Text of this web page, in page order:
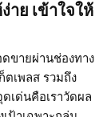
าย เข้าใจให้
ขายผ่านช่องทาง
ตเพลส รวมถึง
เด่นคือเราวัดผล